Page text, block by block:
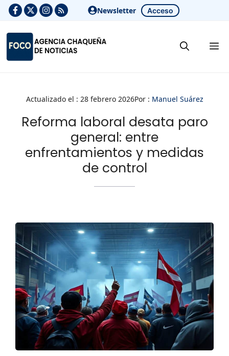
Saltar
contenido
Newsletter Acceso
Actualizado el : 28 febrero 2026Por : Manuel Suárez
Reforma laboral desata paro
general: entre
enfrentamientos y medidas
de control